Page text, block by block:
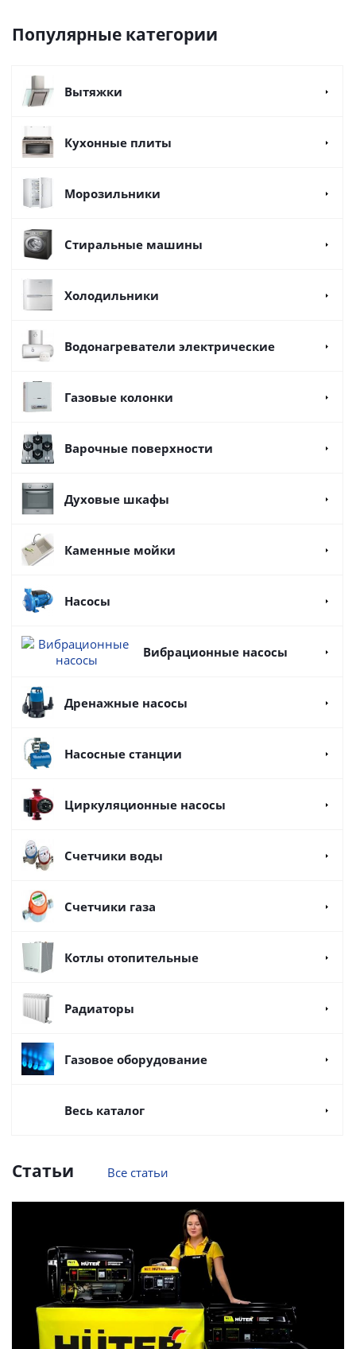
Популярные категории
Вытяжки
Кухонные плиты
Морозильники
Стиральные машины
Холодильники
Водонагреватели электрические
Газовые колонки
Варочные поверхности
Духовые шкафы
Каменные мойки
Насосы
Вибрационные насосы
Дренажные насосы
Насосные станции
Циркуляционные насосы
Счетчики воды
Счетчики газа
Котлы отопительные
Радиаторы
Газовое оборудование
Весь каталог
Статьи Все статьи